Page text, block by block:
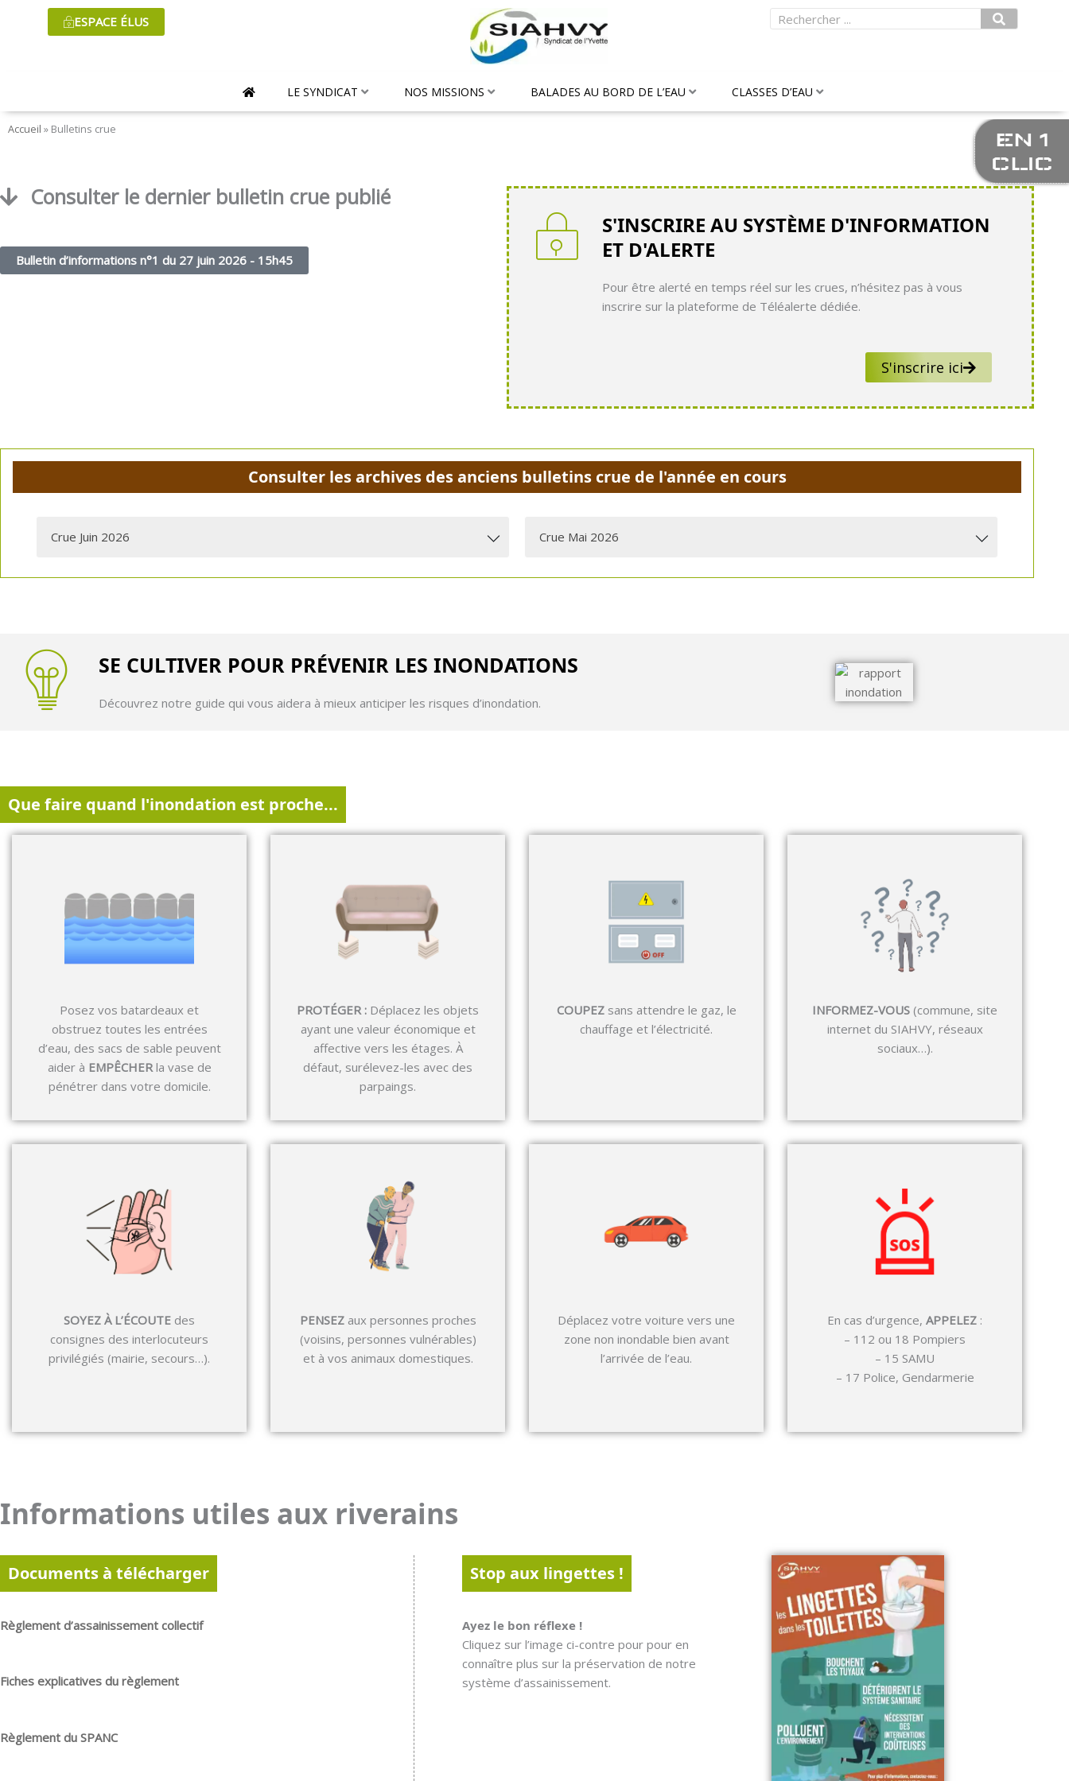
ESPACE ÉLUS Rechercher
LE SYNDICAT NOS MISSIONS BALADES AU BORD DE L’EAU CLASSES D’EAU
Accueil » Bulletins crue
Consulter le dernier bulletin crue publié
Bulletin d’informations n°1 du 27 juin 2026 - 15h45
S'INSCRIRE AU SYSTÈME D'INFORMATION
ET D'ALERTE
Pour être alerté en temps réel sur les crues, n’hésitez pas à vous
inscrire sur la plateforme de Téléalerte dédiée.
S'inscrire ici
Consulter les archives des anciens bulletins crue de l'année en cours
Crue Juin 2026
Bulletin d’informations n°1 du 27 juin 2026 - 15h45 /Télécharger le bulletin
Crue Mai 2026
Bulletin d’informations n°3 du 06 mai 2026 - 10h00 /Télécharger le bulletin
SE CULTIVER POUR PRÉVENIR LES INONDATIONS
Découvrez notre guide qui vous aidera à mieux anticiper les risques d’inondation.
Que faire quand l'inondation est proche...
Posez vos batardeaux et
obstruez toutes les entrées
d’eau, des sacs de sable peuvent
aider à EMPÊCHERla vase de
pénétrer dans votre domicile.
PROTÉGER : Déplacez les objets
ayant une valeur économique et
affective vers les étages. À
défaut, surélevez-les avec des
parpaings.
COUPEZsans attendre le gaz, le
chauffage et l’électricité.
INFORMEZ-VOUS (commune, site
internet du SIAHVY, réseaux
sociaux…).
SOYEZ À L’ÉCOUTE des
consignes des interlocuteurs
privilégiés (mairie, secours…).
PENSEZaux personnes proches
(voisins, personnes vulnérables)
et à vos animaux domestiques.
Déplacez votre voiture vers une
zone non inondable bien avant
l’arrivée de l’eau.
En cas d’urgence, APPELEZ :
– 112 ou 18 Pompiers
– 15 SAMU
– 17 Police, Gendarmerie
Informations utiles aux riverains
Documents à télécharger
Règlement d’assainissement collectif
Fiches explicatives du règlement
Règlement du SPANC
Stop aux lingettes !
Ayez le bon réflexe !
Cliquez sur l’image ci-contre pour pour en
connaître plus sur la préservation de notre
système d’assainissement.
EN 1
CLIC